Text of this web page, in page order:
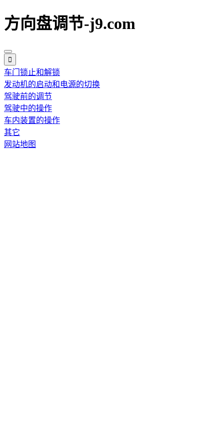
方向盘调节-j9.com
车门锁止和解锁
发动机的启动和电源的切换
驾驶前的调节
驾驶中的操作
车内装置的操作
其它
网站地图